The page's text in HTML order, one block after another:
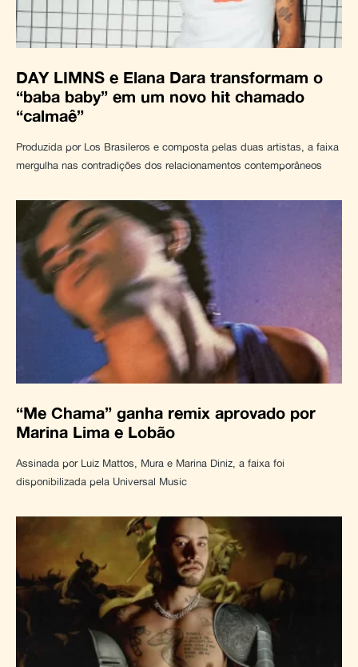
DAY LIMNS e Elana Dara transformam o
“baba baby” em um novo hit chamado
“calmaê”
Produzida por Los Brasileros e composta pelas duas artistas, a faixa
mergulha nas contradições dos relacionamentos contemporâneos
“Me Chama” ganha remix aprovado por
Marina Lima e Lobão
Assinada por Luiz Mattos, Mura e Marina Diniz, a faixa foi
disponibilizada pela Universal Music